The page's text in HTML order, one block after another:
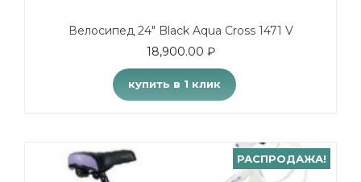
Велосипед 24″ Black Aqua Cross 1471 V
18,900.00 ₽
купить в 1 клик
РАСПРОДАЖА!